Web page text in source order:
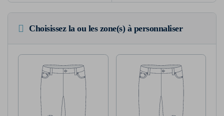
Choisissez la ou les zone(s) à personnaliser